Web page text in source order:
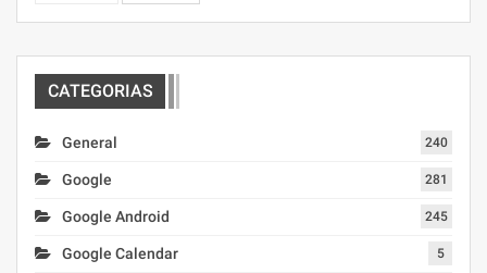
CATEGORIAS
General 240
Google 281
Google Android 245
Google Calendar 5